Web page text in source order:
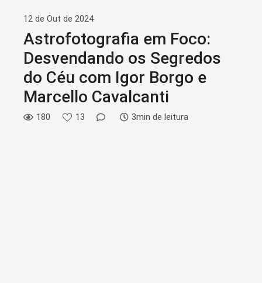
12 de Out de 2024
Astrofotografia em Foco:
Desvendando os Segredos
do Céu com Igor Borgo e
Marcello Cavalcanti
180 13 3min de leitura